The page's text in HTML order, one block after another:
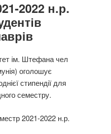
2022 н.р.
ім. Штефана чел
оголошує
стипендії для
семестру.
2021-2022 н.р.